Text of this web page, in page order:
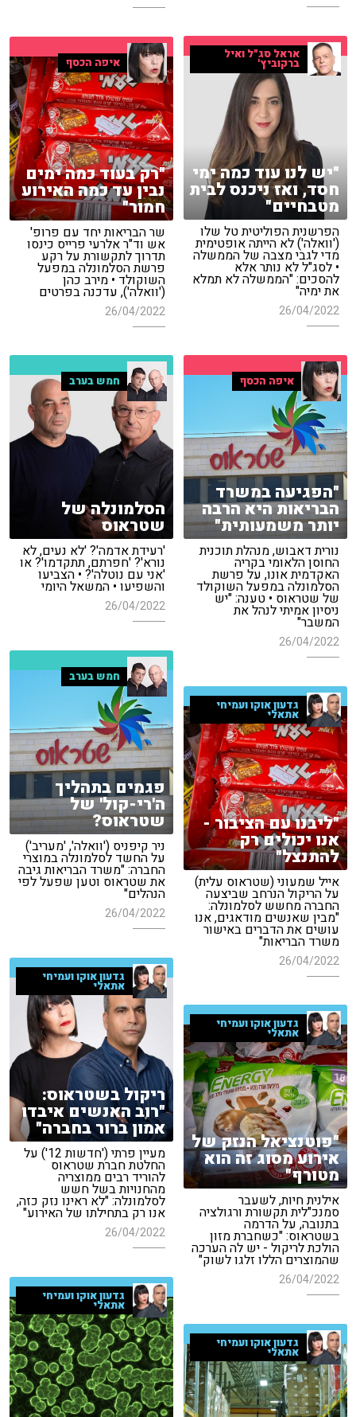
אראל סג"ל ואיל
ברקוביץ'
"יש לנו עוד כמה ימי
חסד, ואז ניכנס לבית
מטבחיים"
הפרשנית הפוליטית טל שלו
('וואלה') לא הייתה אופטימית
מדי לגבי מצבה של הממשלה
• לסג"ל לא נותר אלא
להסכים: "הממשלה לא תמלא
את ימיה"
26/04/2022
איפה הכסף
"רק בעוד כמה ימים
נבין עד כמה האירוע
חמור"
שר הבריאות יחד עם פרופ'
אש וד"ר אלרעי פרייס כינסו
תדרוך לתקשורת על רקע
פרשת הסלמונלה במפעל
השוקולד • מירב כהן
('וואלה'), עדכנה בפרטים
26/04/2022
איפה הכסף
"הפגיעה במשרד
הבריאות היא הרבה
יותר משמעותית"
נורית דאבוש, מנהלת תוכנית
החוסן הלאומי בקריה
האקדמית אונו, על פרשת
הסלמונלה במפעל השוקולד
של שטראוס • טענה: "יש
ניסיון אמיתי לנהל את
המשבר"
26/04/2022
חמש בערב
הסלמונלה של
שטראוס
'רעידת אדמה'? 'לא נעים, לא
נורא'? 'חפרתם, תתקדמו'? או
'אני עם נוטלה'? • הצביעו
והשפיעו • המשאל היומי
26/04/2022
חמש בערב
פגמים בתהליך
ה'רי-קול' של
שטראוס?
ניר קיפניס ('וואלה', 'מעריב')
על החשד לסלמונלה במוצרי
החברה: "משרד הבריאות גיבה
את שטראוס וטען שפעל לפי
הנהלים"
26/04/2022
גדעון אוקו ועמיחי
אתאלי
"ליבנו עם הציבור -
אנו יכולים רק
להתנצל"
אייל שמעוני (שטראוס עלית)
על הריקול הנרחב שביצעה
החברה מחשש לסלמונלה:
"מבין שאנשים מודאגים, אנו
עושים את הדברים באישור
משרד הבריאות"
26/04/2022
גדעון אוקו ועמיחי
אתאלי
ריקול בשטראוס:
"רוב האנשים איבדו
אמון ברור בחברה"
מעיין פרתי ('חדשות 12') על
החלטת חברת שטראוס
להוריד רבים ממוצריה
מהחנויות בשל חשש
לסלמונלה: "לא ראינו נזק כזה,
אנו רק בתחילתו של האירוע"
26/04/2022
גדעון אוקו ועמיחי
אתאלי
"פוטנציאל הנזק של
אירוע מסוג זה הוא
מטורף"
אילנית חיות, לשעבר
סמנכ"לית תקשורת ורגולציה
בתנובה, על הדרמה
בשטראוס: "כשחברת מזון
הולכת לריקול - יש לה הערכה
שהמוצרים הללו זלגו לשוק"
26/04/2022
גדעון אוקו ועמיחי
אתאלי
גדעון אוקו ועמיחי
אתאלי